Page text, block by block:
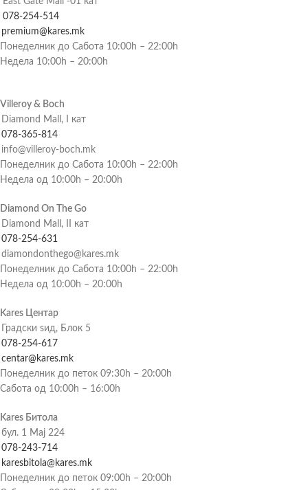
078-254-514
premium@kares.mk
Понеделник до Сабота 10:00h – 22:00h
Недела 10:00h – 20:00h
Villeroy & Boch
Diamond Mall, I кат
078-365-814
info@villeroy-boch.mk
Понеделник до Сабота 10:00h – 22:00h
Недела од 10:00h – 20:00h
Diamond On The Go
Diamond Mall, II кат
078-254-631
diamondonthego@kares.mk
Понеделник до Сабота 10:00h – 22:00h
Недела од 10:00h – 20:00h
Kares Центар
Градски ѕид, Блок 5
078-254-617
centar@kares.mk
Понеделник до петок 09:30h – 20:00h
Сабота од 10:00h – 16:00h
Kares Битола
бул. 1 Мај 224
078-243-714
karesbitola@kares.mk
Понеделник до петок 09:00h – 20:00h